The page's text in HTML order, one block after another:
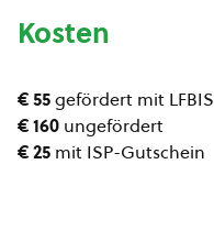
Kosten
€ 55gefördert mit LFBIS
€ 160 ungefördert
€ 25 mit ISP-Gutschein